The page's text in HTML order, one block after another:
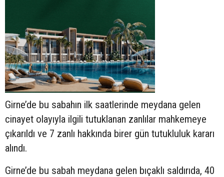
Girne’de bu sabahın ilk saatlerinde meydana gelen
cinayet olayıyla ilgili tutuklanan zanlılar mahkemeye
çıkarıldı ve 7 zanlı hakkında birer gün tutukluluk kararı
alındı.
Girne’de bu sabah meydana gelen bıçaklı saldırıda, 40